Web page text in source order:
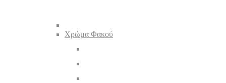
Χρώμα Φακού